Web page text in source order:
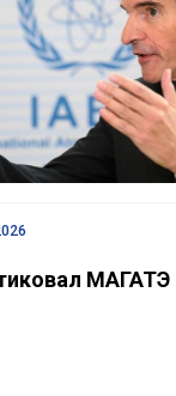
МАГАТЭ